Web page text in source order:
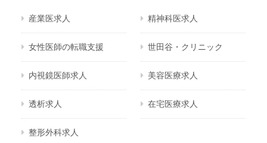
産業医求人 精神科医求人
女性医師の転職支援 世田谷・クリニック
内視鏡医師求人 美容医療求人
透析求人 在宅医療求人
整形外科求人